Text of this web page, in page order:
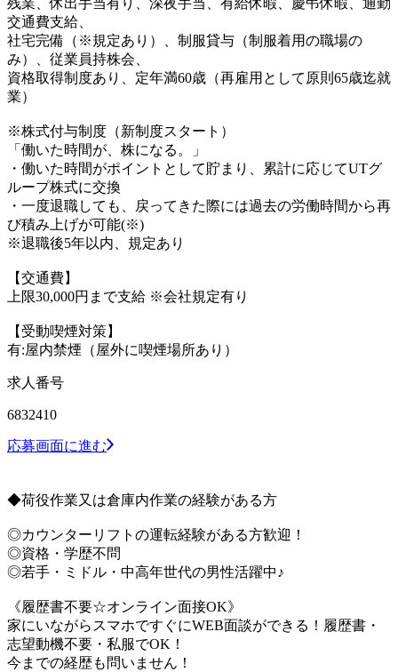
交通費支給、
社宅完備（※規定あり）、制服貸与（制服着用の職場の
み）、従業員持株会、
資格取得制度あり、定年満60歳（再雇用として原則65歳迄就
業）
※株式付与制度（新制度スタート）
「働いた時間が、株になる。」
・働いた時間がポイントとして貯まり、累計に応じてUTグ
ループ株式に交換
・一度退職しても、戻ってきた際には過去の労働時間から再
び積み上げが可能(※)
※退職後5年以内、規定あり
【交通費】
上限30,000円まで支給 ※会社規定有り
【受動喫煙対策】
有:屋内禁煙（屋外に喫煙場所あり）
求人番号
6832410
応募画面に進む
◆荷役作業又は倉庫内作業の経験がある方
◎カウンターリフトの運転経験がある方歓迎！
◎資格・学歴不問
◎若手・ミドル・中高年世代の男性活躍中♪
《履歴書不要☆オンライン面接OK》
家にいながらスマホですぐにWEB面談ができる！履歴書・
志望動機不要・私服でOK！
今までの経歴も問いません！